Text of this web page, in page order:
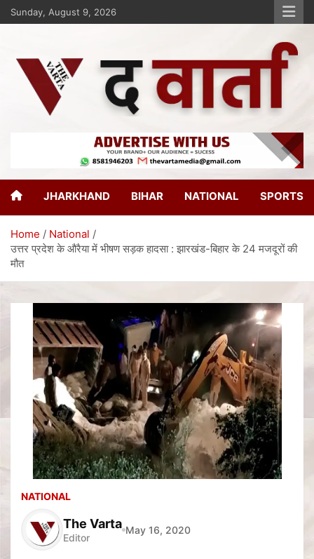
Sunday, August 9, 2026
The Varta
JHARKHAND BIHAR NATIONAL SPORTS
Home
National
उत्तर प्रदेश के औरैया में भीषण सड़क हादसा : झारखंड-बिहार के 24 मजदूरों की
मौत
NATIONAL
The Varta
Editor
May 16, 2020